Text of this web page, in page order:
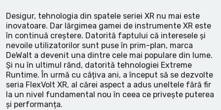
Desigur, tehnologia din spatele seriei XR nu mai este
inovatoare. Dar lărgimea gamei de instrumente XR este
în continuă creștere. Datorită faptului că interesele și
nevoile utilizatorilor sunt puse în prim-plan, marca
DeWalt a devenit una dintre cele mai populare din lume.
Și nu în ultimul rând, datorită tehnologiei Extreme
Runtime. În urmă cu câțiva ani, a început să se dezvolte
seria FlexVolt XR, al cărei aspect a adus uneltele fără fir
la un nivel fundamental nou în ceea ce privește puterea
și performanța.